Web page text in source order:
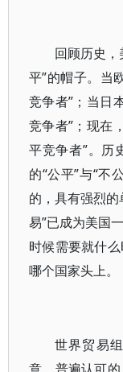
回顾历史
平”的帽子。当
竞争者”；当日
竞争者”；现在
平竞争者”。历
的“公平”与“不
的，具有强烈
易”已成为美国
时候需要就什
哪个国家头上。
世界贸易